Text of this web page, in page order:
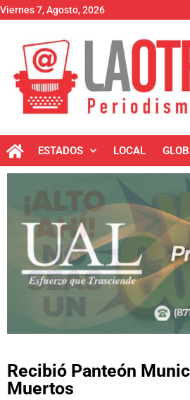
Viernes 7, Agosto, 2026
ESTADOS LOCAL
Recibió Panteón
Muertos